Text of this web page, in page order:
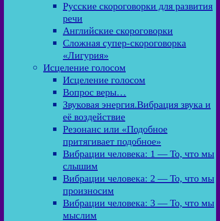
Русские скороговорки для развития
речи
Английские скороговорки
Сложная супер-скороговорка
«Лигурия»
Исцеление голосом
Исцеление голосом
Вопрос веры…
Звуковая энергия.Вибрация звука и
её воздействие
Резонанс или «Подобное
притягивает подобное»
Вибрации человека: 1 — То, что мы
слышим
Вибрации человека: 2 — То, что мы
произносим
Вибрации человека: 3 — То, что мы
мыслим